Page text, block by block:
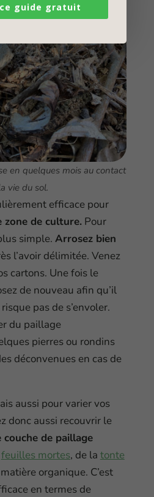
en quelques mois au contact
vie du sol.
efficace pour
zone de culture.Pour
simple. Arrosez bien
l’avoir délimitée. Venez
cartons. Une fois le
de nouveau afin qu’il
pas de s’envoler.
du paillage
pierres ou rondins
déconvenues en cas de
aussi pour varier vos
donc aussi recouvrir le
couche de paillage
feuilles mortes, de la tonte
organique. C’est
en termes de
guide gratuit